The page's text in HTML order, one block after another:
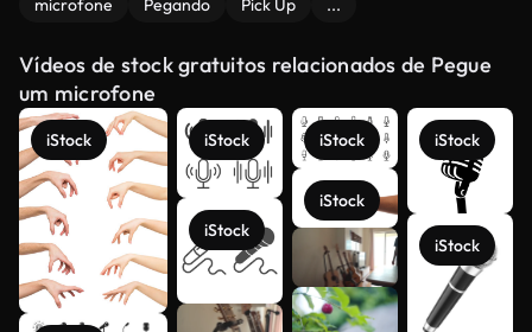
microfone Pegando Pick Up ...
Vídeos de stock gratuitos relacionados de Pegue
um microfone
iStock iStock
iStock
iStock
iStock
iStock
iStock